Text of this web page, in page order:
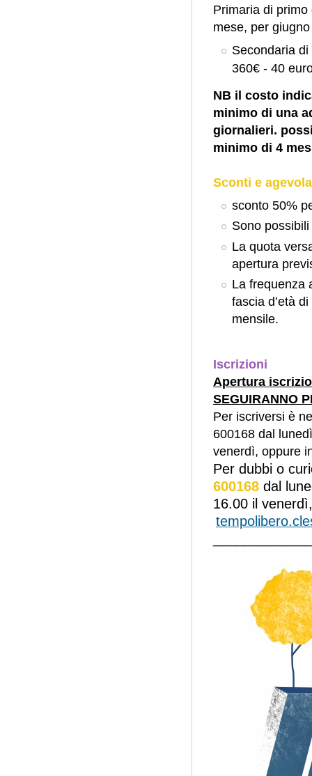
Primaria di
mese, per
Secondaria
360€ - 40
NB il costo
minimo di una
giornalieri.
minimo di 4
Sconti e
sconto 50%
Sono
La quota
apertura
La frequenza
fascia d’età
mensile.
Iscrizioni
Apertura
SEGUIRANNO
Per iscriversi è
600168 dal
venerdì, oppure
Per dubbi o
600168 dal
16.00 il